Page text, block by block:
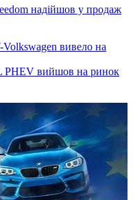
надійшов у продаж
PHEV вийшов на ринок